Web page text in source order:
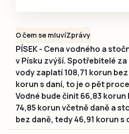
O čem se mluvíZprávy
PÍSEK - Cena vodného a
v Písku zvýší. Spotřebitelé
vody zaplatí 108,71 korun bez
korun s daní, to je o pět
Vodné bude činit 66,83 korun
74,85 korun včetně daně a
bez daně, tedy 46,91 korun s